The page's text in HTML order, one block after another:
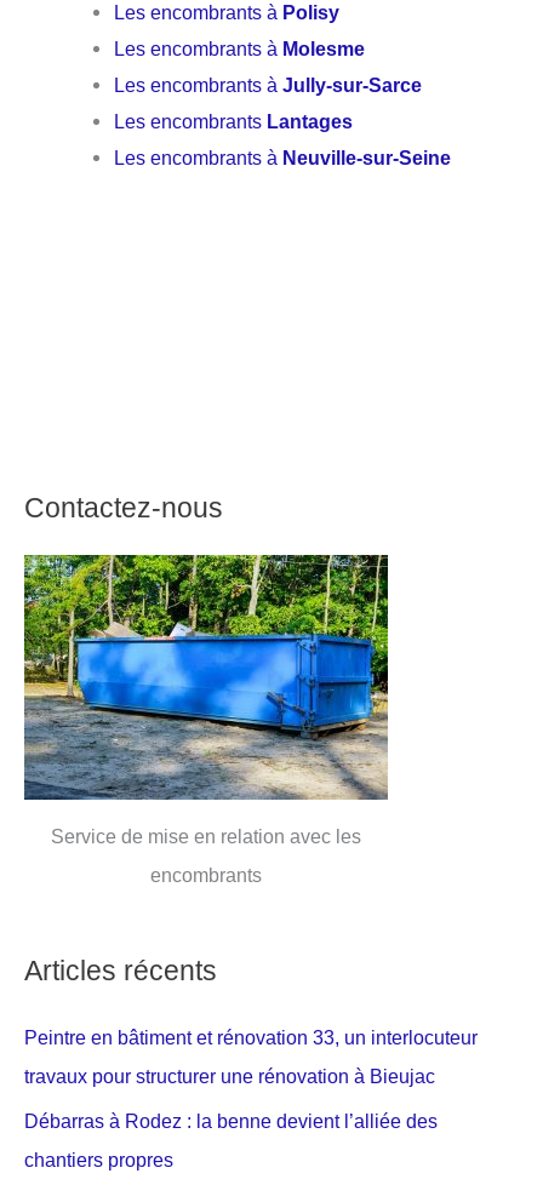
Les encombrants à Polisy
Les encombrants à Molesme
Les encombrants àJully-sur-Sarce
Les encombrants Lantages
Les encombrants à Neuville-sur-Seine
Contactez-nous
Service de mise en relation avec les
encombrants
Articles récents
Peintre en bâtiment et rénovation 33, un interlocuteur
travaux pour structurer une rénovation à Bieujac
Débarras à Rodez : la benne devient l’alliée des
chantiers propres